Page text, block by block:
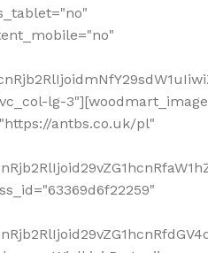
lg-3"][woodmart_image
antbs.co.uk/pl"